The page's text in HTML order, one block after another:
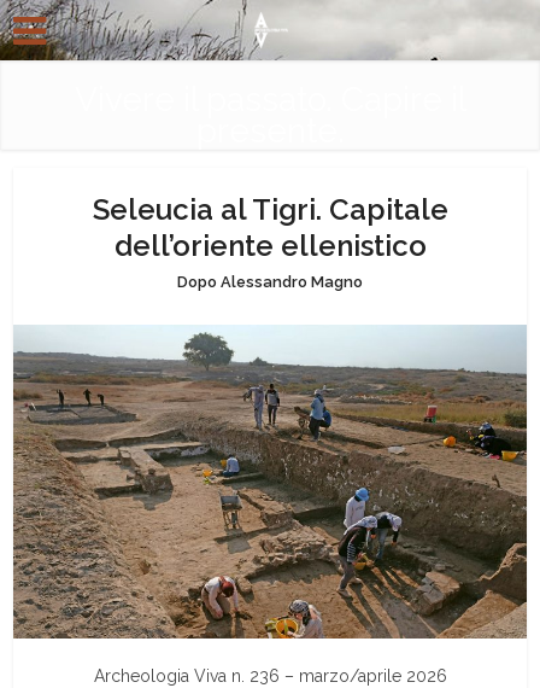
Seleucia al Tigri. Capitale
dell’oriente ellenistico
Dopo Alessandro Magno
Archeologia Viva n. 236 – marzo/aprile 2026